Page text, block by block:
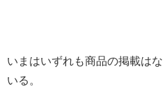
いまはいずれも商品の掲載は
いる。